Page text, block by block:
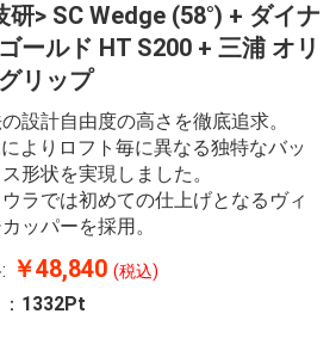
研> SC Wedge (58°) + ダイナ
ールド HT S200 + 三浦 オリ
リップ
設計自由度の高さを徹底追求。
よりロフト毎に異なる独特なバッ
形状を実現しました。
ラでは初めての仕上げとなるヴィ
ッパーを採用。
￥48,840(税込)
1332Pt